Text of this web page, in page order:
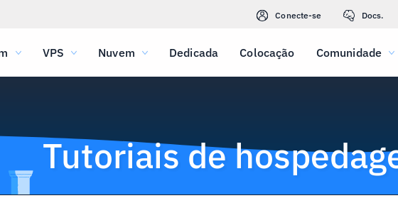
Conecte-se Docs.
VPS Nuvem Dedicada Colocação Comunidade
Tutoriais de